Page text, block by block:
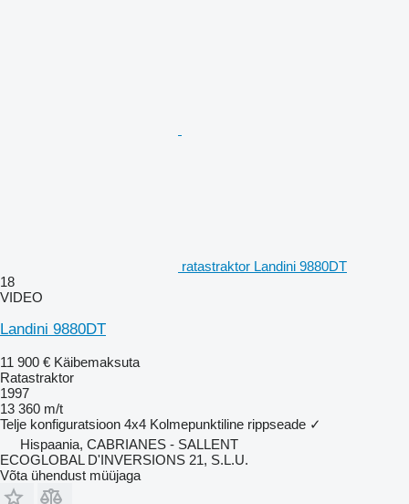
ratastraktor Landini 9880DT
18
VIDEO
Landini 9880DT
11 900 € Käibemaksuta
Ratastraktor
1997
13 360 m/t
Telje konfiguratsioon 4x4 Kolmepunktiline rippseade ✓
Hispaania, CABRIANES - SALLENT
ECOGLOBAL D'INVERSIONS 21, S.L.U.
Võta ühendust müüjaga